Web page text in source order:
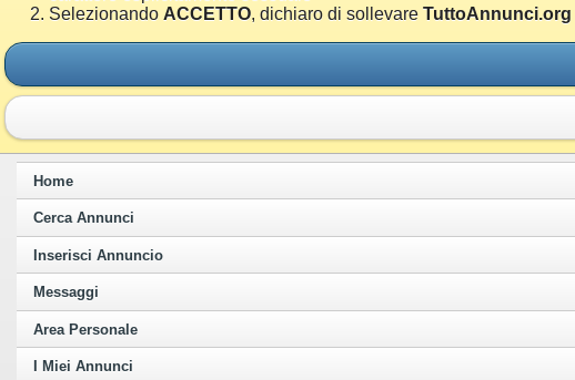
Selezionando ACCETTO, dichiaro di sollevare TuttoAnnunci.org
Home
Cerca Annunci
Inserisci Annuncio
Messaggi
Area Personale
I Miei Annunci